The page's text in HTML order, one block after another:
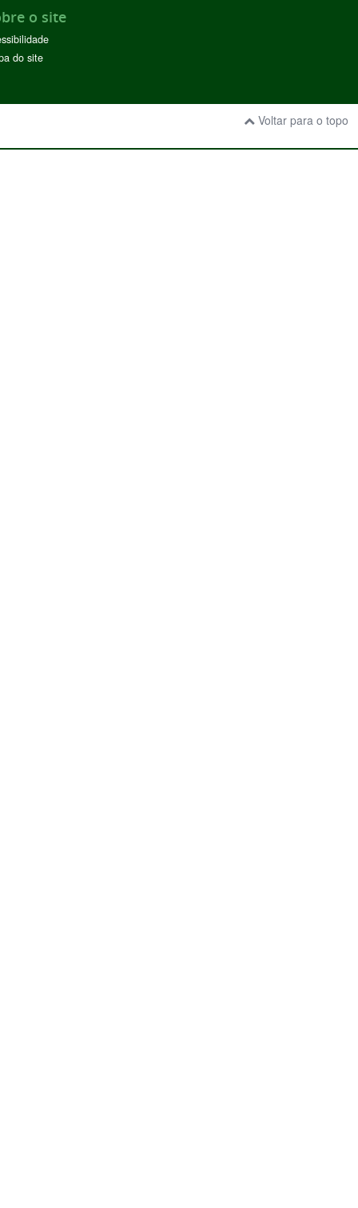
o site
do site
Voltar para o topo